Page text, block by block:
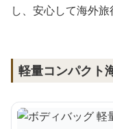
し、安心して海外旅
軽量コンパクト